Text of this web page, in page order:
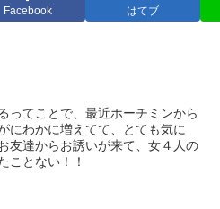
Facebook はてブ
ってことで、最近ホーチミンから
にわかに増えてて、とても気に
友達からお誘いが来て、女４人の
ことない！！